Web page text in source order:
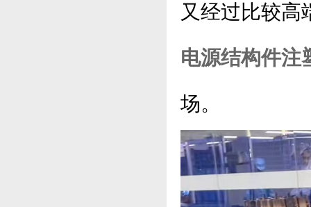
又经过比较高
电源结构件注
场。